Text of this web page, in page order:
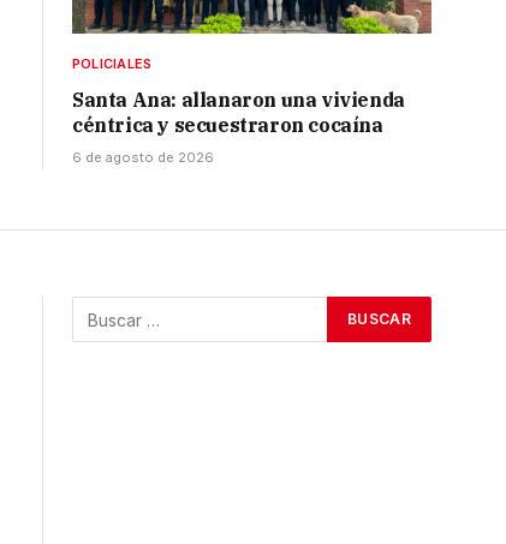
POLICIALES
Santa Ana: allanaron una vivienda
céntrica y secuestraron cocaína
6 de agosto de 2026